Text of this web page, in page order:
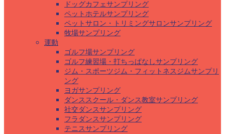
ドッグカフェサンプリング
ペットホテルサンプリング
ペットサロン・トリミングサロンサンプリング
牧場サンプリング
運動
ゴルフ場サンプリング
ゴルフ練習場・打ちっぱなしサンプリング
ジム・スポーツジム・フィットネスジムサンプリ
ング
ヨガサンプリング
ダンススクール・ダンス教室サンプリング
社交ダンスサンプリング
フラダンスサンプリング
テニスサンプリング